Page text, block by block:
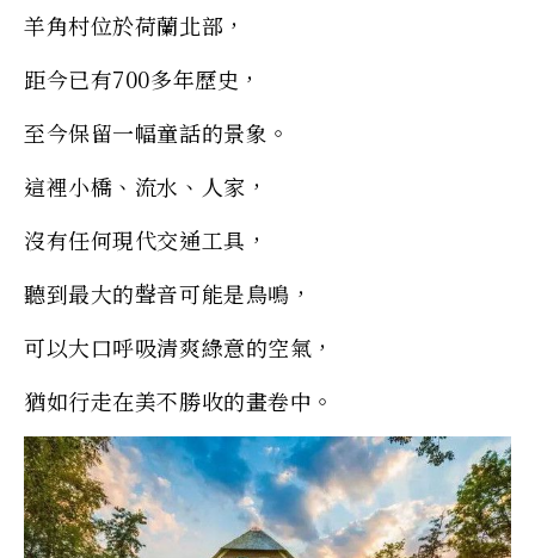
羊角村位於荷蘭北部，
距今已有700多年歷史，
至今保留一幅童話的景象。
這裡小橋、流水、人家，
沒有任何現代交通工具，
聽到最大的聲音可能是鳥鳴，
可以大口呼吸清爽綠意的空氣，
猶如行走在美不勝收的畫卷中。